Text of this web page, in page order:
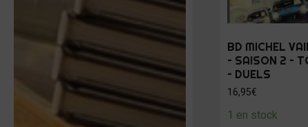
BD MICHEL
– SAISON 2 –
– DUELS
16,95€
1 en stock